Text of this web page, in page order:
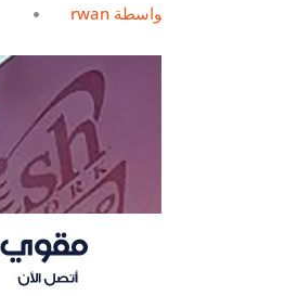
بواسطة rwan